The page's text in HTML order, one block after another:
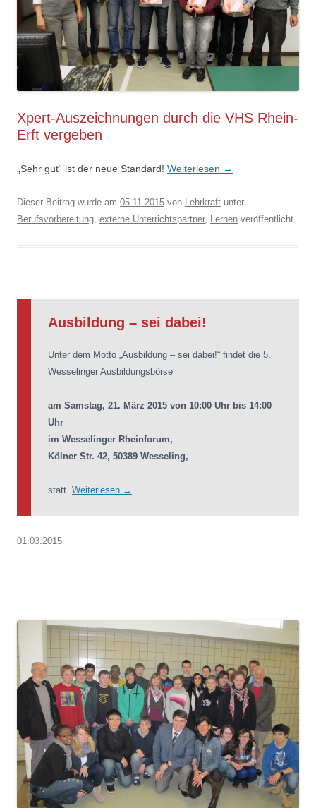
Xpert-Auszeichnungen durch die VHS Rhein-
Erft vergeben
„Sehr gut“ ist der neue Standard! Weiterlesen →
Dieser Beitrag wurde am 05.11.2015 von Lehrkraft unter
Berufsvorbereitung, externe Unterrichtspartner, Lernen veröffentlicht.
Ausbildung – sei dabei!
Unter dem Motto „Ausbildung – sei dabei!“ findet die 5.
Wesselinger Ausbildungsbörse
am Samstag, 21. März 2015 von 10:00 Uhr bis 14:00
Uhr
im Wesselinger Rheinforum,
Kölner Str. 42, 50389 Wesseling,
statt. Weiterlesen →
01.03.2015